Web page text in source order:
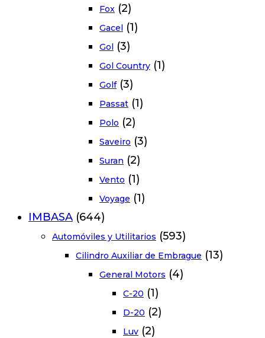
Fox (2)
Gacel (1)
Gol (3)
Gol Country (1)
Golf (3)
Passat (1)
Polo (2)
Saveiro (3)
Suran (2)
Vento (1)
Voyage (1)
IMBASA (644)
Automóviles y Utilitarios (593)
Cilindro Auxiliar de Embrague (13)
General Motors (4)
C-20 (1)
D-20 (2)
Luv (2)